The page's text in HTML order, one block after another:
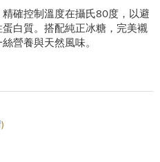
確控制溫度在攝氏80度，以避
白質。搭配純正冰糖，完美襯
營養與天然風味。
)